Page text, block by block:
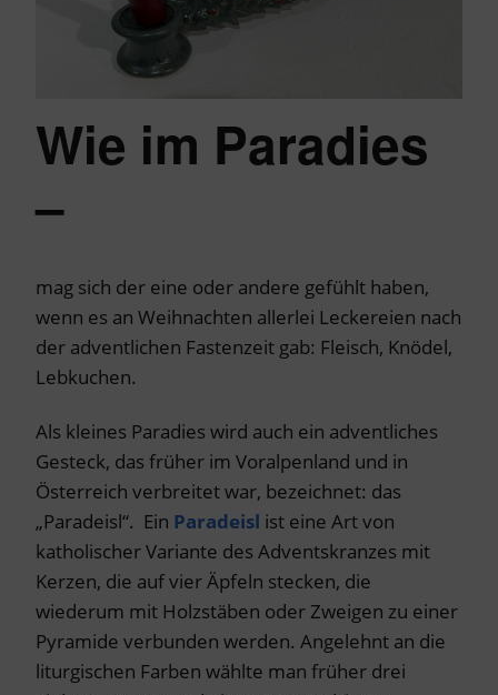
Wie im Paradies
–
mag sich der eine oder andere gefühlt haben,
wenn es an Weihnachten allerlei Leckereien nach
der adventlichen Fastenzeit gab: Fleisch, Knödel,
Lebkuchen.
Als kleines Paradies wird auch ein adventliches
Gesteck, das früher im Voralpenland und in
Österreich verbreitet war, bezeichnet: das
„Paradeisl“. Ein Paradeisl ist eine Art von
katholischer Variante des Adventskranzes mit
Kerzen, die auf vier Äpfeln stecken, die
wiederum mit Holzstäben oder Zweigen zu einer
Pyramide verbunden werden. Angelehnt an die
liturgischen Farben wählte man früher drei